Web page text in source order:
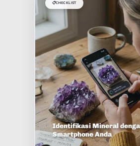
📋CHECKLIST
Identifikasi Mineral
Smartphone Anda